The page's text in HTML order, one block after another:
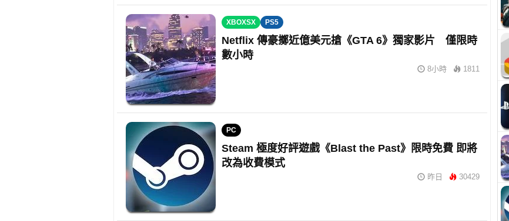
XBOXSX PS5
Netflix 傳豪擲近億美元搶《GTA 6》獨家影片 僅限時
數小時
8小時 1811
PC
Steam 極度好評遊戲《Blast the Past》限時免費 即將
改為收費模式
昨日 30429